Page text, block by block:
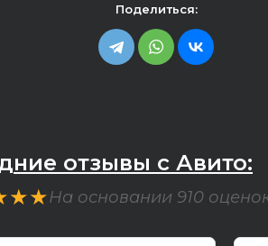
Поделиться:
отзывы с Авито:
На основании 910